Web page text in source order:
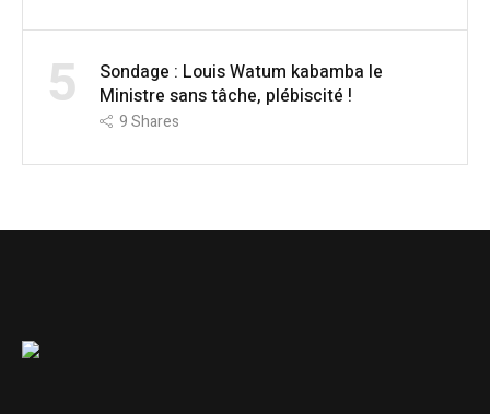
5
Sondage : Louis Watum kabamba le
Ministre sans tâche, plébiscité !
9Shares